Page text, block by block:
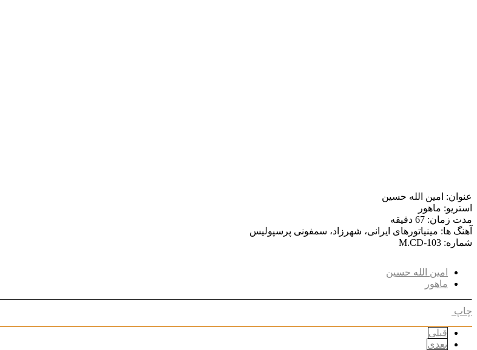
عنوان: امین الله حسین
استریو: ماهور
مدت زمان: 67 دقیقه
آهنگ ها: مینیاتورهای ایرانی، شهرزاد، سمفونی پرسپولیس
شماره: M.CD-103
امین‌ الله حسین
ماهور
چاپ
قبلی
بعدی